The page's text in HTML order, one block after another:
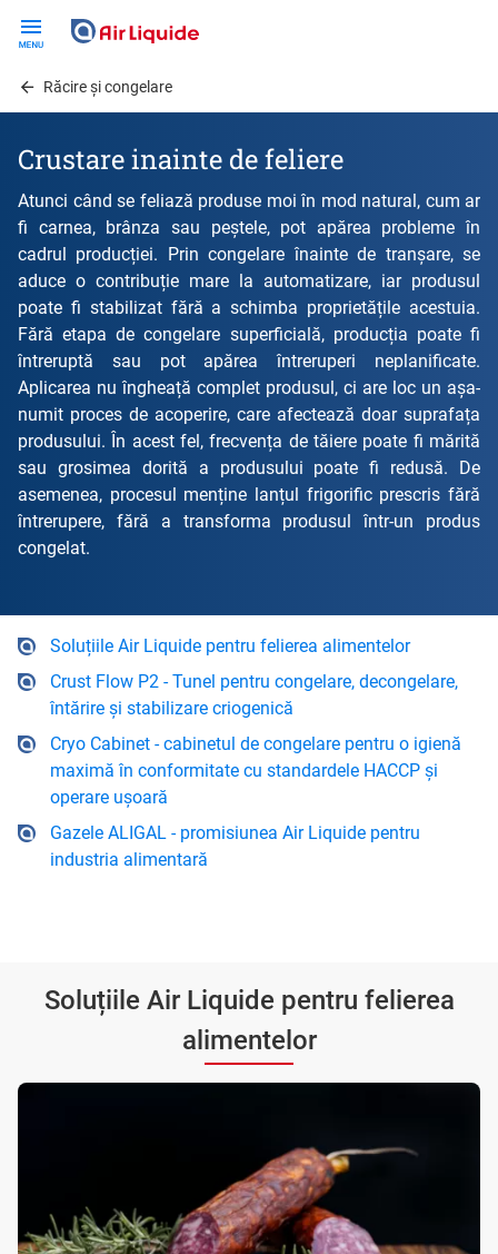
contentRăcire și congelare
Crustare inainte de feliere
Atunci când se feliază produse moi în mod natural, cum ar
fi carnea, brânza sau peștele, pot apărea probleme în
cadrul producției. Prin congelare înainte de tranșare, se
aduce o contribuție mare la automatizare, iar produsul
poate fi stabilizat fără a schimba proprietățile acestuia.
Fără etapa de congelare superficială, producția poate fi
întreruptă sau pot apărea întreruperi neplanificate.
Aplicarea nu îngheață complet produsul, ci are loc un așa-
numit proces de acoperire, care afectează doar suprafața
produsului. În acest fel, frecvența de tăiere poate fi mărită
sau grosimea dorită a produsului poate fi redusă. De
asemenea, procesul menține lanțul frigorific prescris fără
întrerupere, fără a transforma produsul într-un produs
congelat.
Soluțiile Air Liquide pentru felierea alimentelor
Crust Flow P2 - Tunel pentru congelare, decongelare,
întărire și stabilizare criogenică
Cryo Cabinet - cabinetul de congelare pentru o igienă
maximă în conformitate cu standardele HACCP și
operare ușoară
Gazele ALIGAL - promisiunea Air Liquide pentru
industria alimentară
Soluțiile Air Liquide pentru felierea
alimentelor